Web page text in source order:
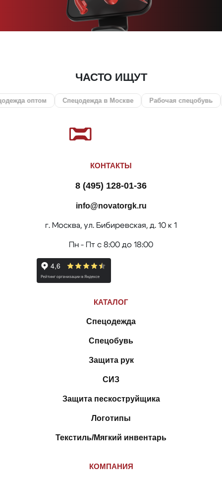
ЧАСТО ИЩУТ
Спецодежда в Москве Рабочая спецобувь СИЗ
КОНТАКТЫ
8 (495) 128-01-36
info@novatorgk.ru
г. Москва, ул. Бибиревская, д. 10 к 1
Пн - Пт с 8:00 до 18:00
КАТАЛОГ
Спецодежда
Спецобувь
Защита рук
СИЗ
Защита пескоструйщика
Логотипы
Текстиль/Мягкий инвентарь
КОМПАНИЯ